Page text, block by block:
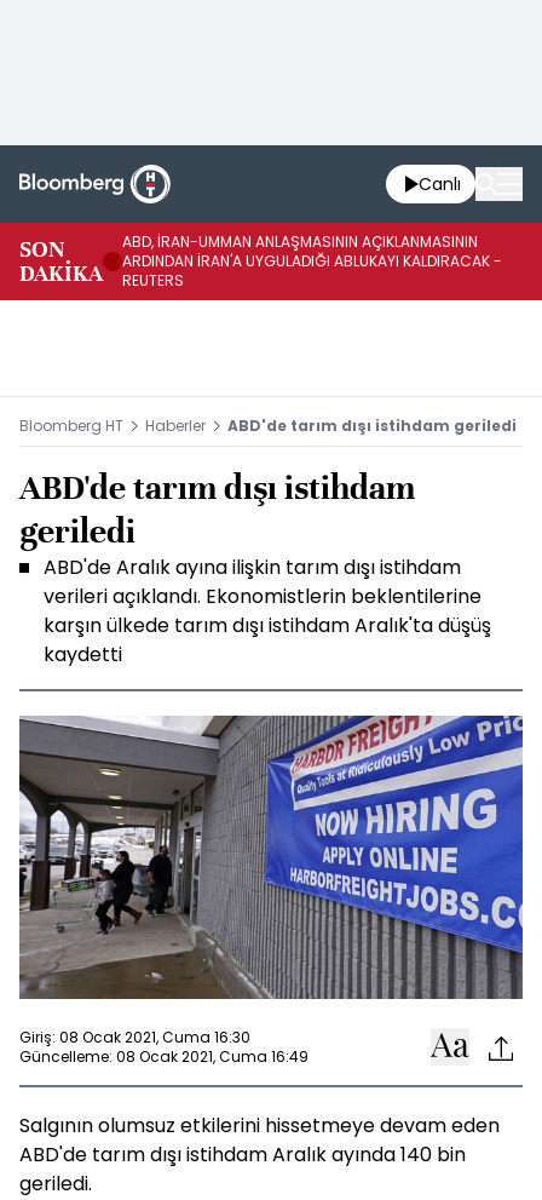
Canlı
SON
DAKİKA
ABD, İRAN-UMMAN ANLAŞMASININ AÇIKLANMASININ
ARDINDAN İRAN'A UYGULADIĞI ABLUKAYI KALDIRACAK -
REUTERS
Bloomberg HT Haberler ABD'de tarım dışı istihdam geriledi
ABD'de tarım dışı istihdam
geriledi
ABD'de Aralık ayına ilişkin tarım dışı istihdam
verileri açıklandı. Ekonomistlerin beklentilerine
karşın ülkede tarım dışı istihdam Aralık'ta düşüş
kaydetti
Giriş: 08 Ocak 2021, Cuma 16:30
Güncelleme: 08 Ocak 2021, Cuma 16:49
Salgının olumsuz etkilerini hissetmeye devam eden
ABD'de tarım dışı istihdam Aralık ayında 140 bin
geriledi.